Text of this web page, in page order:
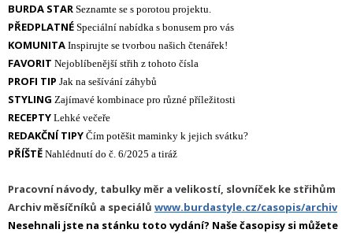
BURDA STAR Seznamte se s porotou projektu.
PŘEDPLATNÉ Speciální nabídka s bonusem pro vás
KOMUNITA Inspirujte se tvorbou našich čtenářek!
FAVORIT Nejoblíbenější střih z tohoto čísla
PROFI TIP Jak na sešívání záhybů
STYLING Zajímavé kombinace pro různé příležitosti
RECEPTY Lehké večeře
REDAKČNÍ TIPY Čím potěšit maminky k jejich svátku?
PŘÍŠTĚ Nahlédnutí do č. 6/2025 a tiráž
Pracovní návody, tabulky měr a velikostí, slovníček ke střihům
Archiv měsíčníků a speciálů www.burdastyle.cz/casopis/archiv
Nesehnali jste na stánku toto vydání? Naše časopisy si můžete